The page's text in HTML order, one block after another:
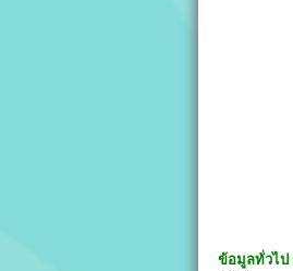
ข้อมูลทั่วไป